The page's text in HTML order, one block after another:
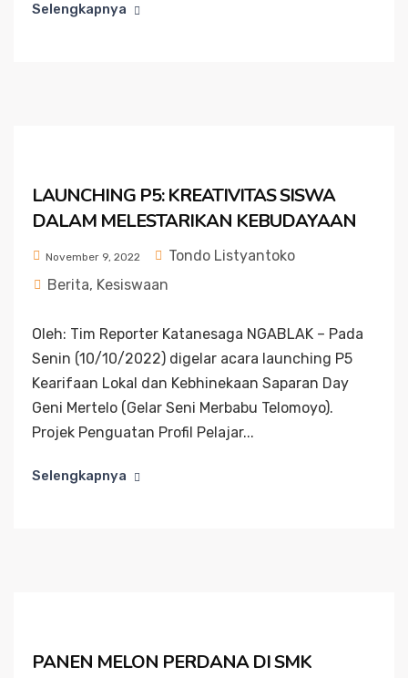
Selengkapnya
LAUNCHING P5: KREATIVITAS SISWA
DALAM MELESTARIKAN KEBUDAYAAN
November 9, 2022
Tondo Listyantoko
Berita, Kesiswaan
Oleh: Tim Reporter Katanesaga NGABLAK – Pada
Senin (10/10/2022) digelar acara launching P5
Kearifaan Lokal dan Kebhinekaan Saparan Day
Geni Mertelo (Gelar Seni Merbabu Telomoyo).
Projek Penguatan Profil Pelajar...
Selengkapnya
PANEN MELON PERDANA DI SMK